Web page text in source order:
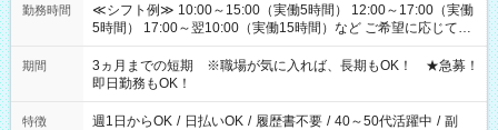
勤務時間
≪シフト例≫ 10:00～15:00（実働5時間） 12:00～17:00（実働
5時間） 17:00～翌10:00（実働15時間）など ご希望に応じて、
働く時間は調整できます！ お気軽に担当へ相談ください！
期間
3ヵ月までの短期 ※職場が気に入れば、長期もOK！ ★急募！
即日勤務もOK！
特徴 週1日からOK / 日払いOK / 履歴書不要 / 40～50代活躍中 / 副